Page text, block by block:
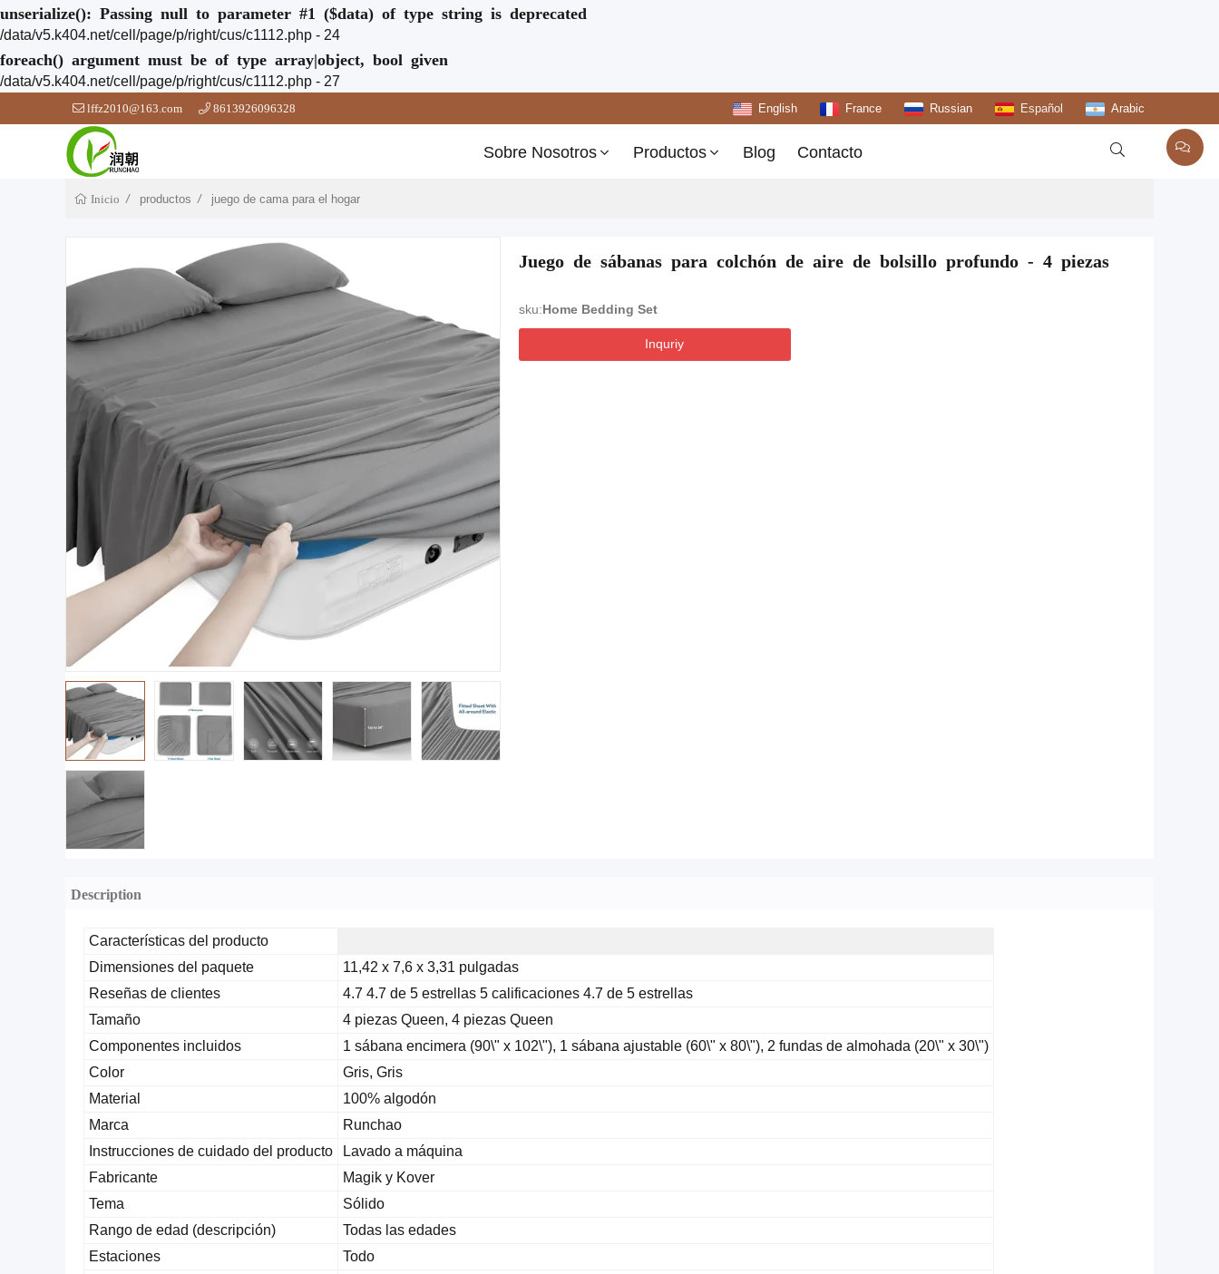
unserialize(): Passing null to parameter #1 ($data) of type string is deprecated
/data/v5.k404.net/cell/page/p/right/cus/c1112.php - 24
foreach() argument must be of type array|object, bool given
/data/v5.k404.net/cell/page/p/right/cus/c1112.php - 27
lffz2010@163.com 8613926096328 English France Russian Español Arabic
Sobre Nosotros Productos Blog Contacto 
Inicio productos juego de cama para el hogar
Juego de sábanas para colchón de aire de bolsillo profundo - 4 piezas
sku:Home Bedding Set
Inquriy
Description
Características del producto
Dimensiones del paquete
11,42 x 7,6 x 3,31 pulgadas
Reseñas de clientes
4.7 4.7 de 5 estrellas 5 calificaciones 4.7 de 5 estrellas
Tamaño
4 piezas Queen, 4 piezas Queen
Componentes incluidos
1 sábana encimera (90\" x 102\"), 1 sábana ajustable (60\" x 80\"), 2 fundas de almohada (20\" x 30\")
Color
Gris, Gris
Material
100% algodón
Marca
Runchao
Instrucciones de cuidado del producto
Lavado a máquina
Fabricante
Magik y Kover
Tema
Sólido
Rango de edad (descripción)
Todas las edades
Estaciones
Todo